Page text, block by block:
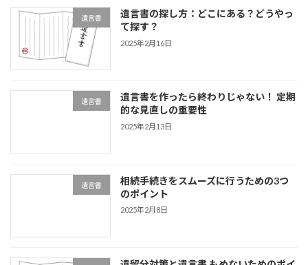
遺言書
遺言書の探し方：どこにある？どうやっ
て探す？
2025年2月16日
遺言書
遺言書を作ったら終わりじゃない！ 定期
的な見直しの重要性
2025年2月13日
遺言書
相続手続きをスムーズに行うための3つ
のポイント
2025年2月8日